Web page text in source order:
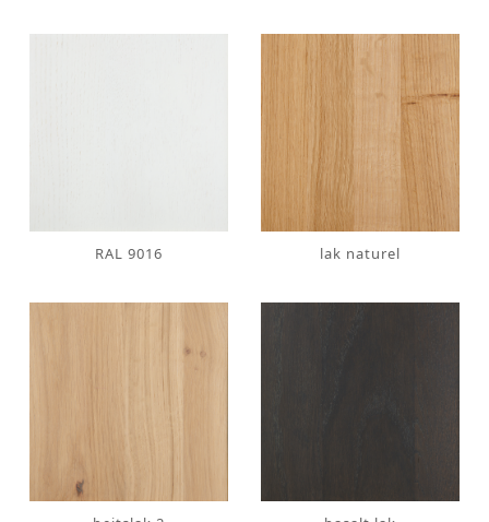
RAL 9016 lak naturel